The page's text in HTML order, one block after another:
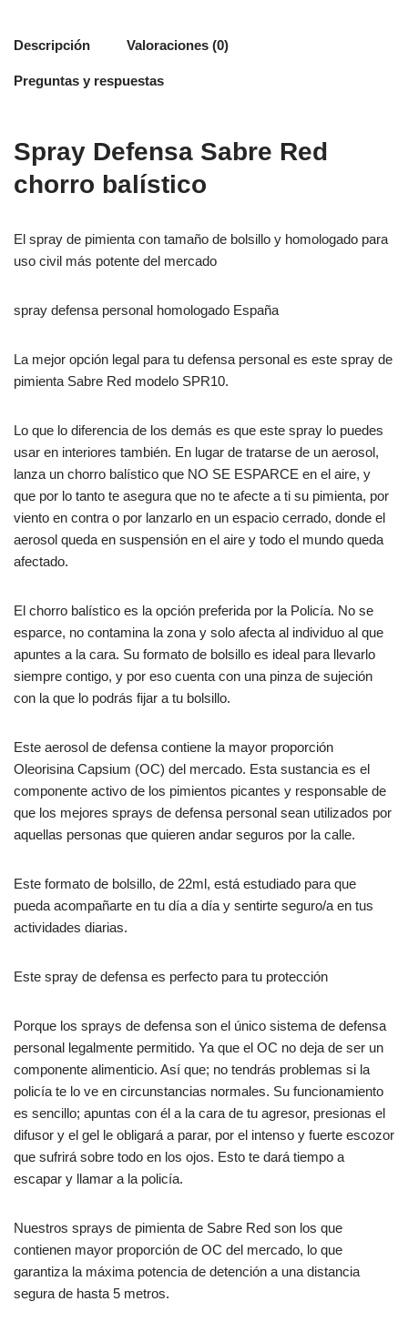
Descripción Valoraciones (0)
Preguntas y respuestas
Spray Defensa Sabre Red
chorro balístico
El spray de pimienta con tamaño de bolsillo y homologado para
uso civil más potente del mercado
spray defensa personal homologado España
La mejor opción legal para tu defensa personal es este spray de
pimienta Sabre Red modelo SPR10.
Lo que lo diferencia de los demás es que este spray lo puedes
usar en interiores también. En lugar de tratarse de un aerosol,
lanza un chorro balístico que NO SE ESPARCE en el aire, y
que por lo tanto te asegura que no te afecte a ti su pimienta, por
viento en contra o por lanzarlo en un espacio cerrado, donde el
aerosol queda en suspensión en el aire y todo el mundo queda
afectado.
El chorro balístico es la opción preferida por la Policía. No se
esparce, no contamina la zona y solo afecta al individuo al que
apuntes a la cara. Su formato de bolsillo es ideal para llevarlo
siempre contigo, y por eso cuenta con una pinza de sujeción
con la que lo podrás fijar a tu bolsillo.
Este aerosol de defensa contiene la mayor proporción
Oleorisina Capsium (OC) del mercado. Esta sustancia es el
componente activo de los pimientos picantes y responsable de
que los mejores sprays de defensa personal sean utilizados por
aquellas personas que quieren andar seguros por la calle.
Este formato de bolsillo, de 22ml, está estudiado para que
pueda acompañarte en tu día a día y sentirte seguro/a en tus
actividades diarias.
Este spray de defensa es perfecto para tu protección
Porque los sprays de defensa son el único sistema de defensa
personal legalmente permitido. Ya que el OC no deja de ser un
componente alimenticio. Así que; no tendrás problemas si la
policía te lo ve en circunstancias normales. Su funcionamiento
es sencillo; apuntas con él a la cara de tu agresor, presionas el
difusor y el gel le obligará a parar, por el intenso y fuerte escozor
que sufrirá sobre todo en los ojos. Esto te dará tiempo a
escapar y llamar a la policía.
Nuestros sprays de pimienta de Sabre Red son los que
contienen mayor proporción de OC del mercado, lo que
garantiza la máxima potencia de detención a una distancia
segura de hasta 5 metros.